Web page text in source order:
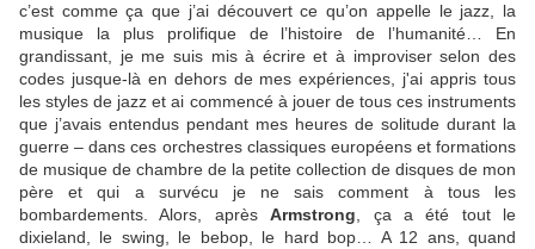
c’est comme ça que j’ai découvert ce qu’on appelle le jazz, la
musique la plus prolifique de l’histoire de l’humanité… En
grandissant, je me suis mis à écrire et à improviser selon des
codes jusque-là en dehors de mes expériences, j'ai appris tous
les styles de jazz et ai commencé à jouer de tous ces instruments
que j’avais entendus pendant mes heures de solitude durant la
guerre – dans ces orchestres classiques européens et formations
de musique de chambre de la petite collection de disques de mon
père et qui a survécu je ne sais comment à tous les
bombardements. Alors, aprèsArmstrong , ça a été tout le
dixieland, le swing, le bebop, le hard bop… A 12 ans, quand